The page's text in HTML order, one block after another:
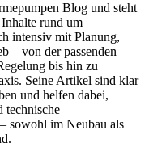
Blog und steht
rund um
intensiv mit Planung,
– von der passenden
bis hin zu
Seine Artikel sind klar
und helfen dabei,
technische
sowohl im Neubau als